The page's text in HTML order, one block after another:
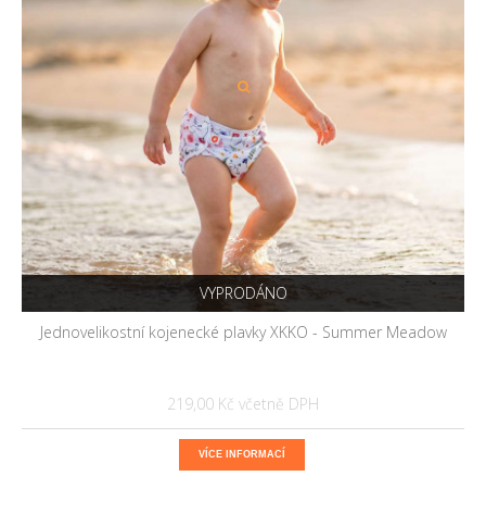
VYPRODÁNO
Jednovelikostní kojenecké plavky XKKO - Summer Meadow
219,00 Kč
VÍCE INFORMACÍ